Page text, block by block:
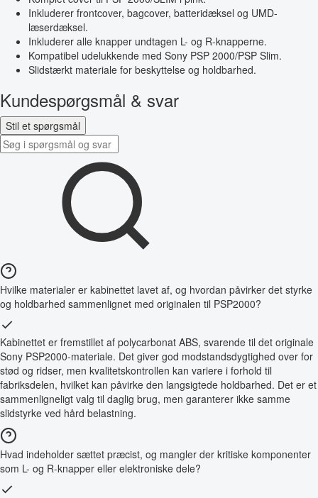
Inkluderer frontcover, bagcover, batteridæksel og UMD-
læserdæksel.
Inkluderer alle knapper undtagen L- og R-knapperne.
Kompatibel udelukkende med Sony PSP 2000/PSP Slim.
Slidstærkt materiale for beskyttelse og holdbarhed.
Kundespørgsmål & svar
Stil et spørgsmål
Hvilke materialer er kabinettet lavet af, og hvordan påvirker det styrke
og holdbarhed sammenlignet med originalen til PSP2000?
Kabinettet er fremstillet af polycarbonat ABS, svarende til det originale
Sony PSP2000-materiale. Det giver god modstandsdygtighed over for
stød og ridser, men kvalitetskontrollen kan variere i forhold til
fabriksdelen, hvilket kan påvirke den langsigtede holdbarhed. Det er et
sammenligneligt valg til daglig brug, men garanterer ikke samme
slidstyrke ved hård belastning.
Hvad indeholder sættet præcist, og mangler der kritiske komponenter
som L- og R-knapper eller elektroniske dele?